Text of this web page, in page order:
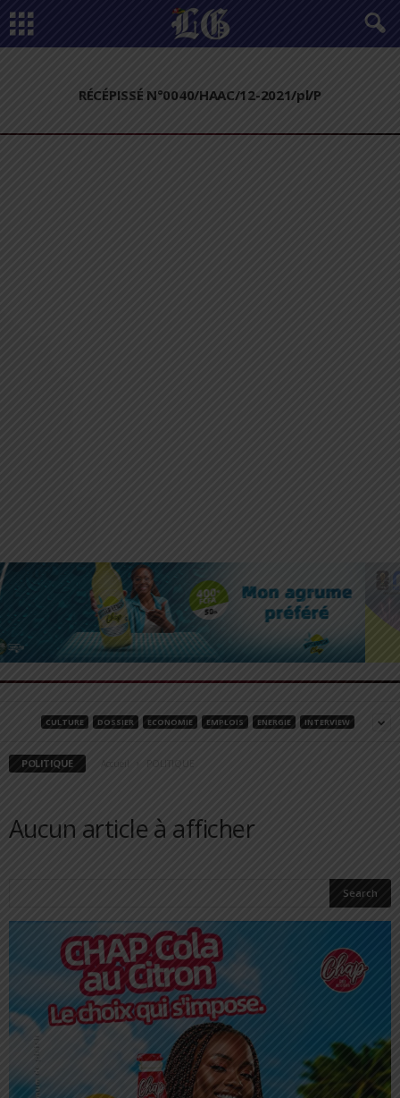
RÉCÉPISSÉ N°0040/HAAC/12-2021/pl/P
CULTURE DOSSIER ECONOMIE EMPLOIS ENERGIE INTERVIEW
POLITIQUE
Aucun article à afficher